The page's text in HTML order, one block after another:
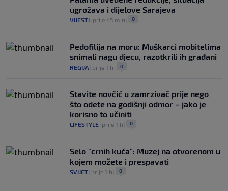
ugrožava i dijelove Sarajeva
VIJESTI prije 45 min 0
Pedofilija na moru: Muškarci mobitelima
snimali nagu djecu, razotkrili ih građani
REGIJA prije 1 h 0
Stavite novčić u zamrzivač prije nego
što odete na godišnji odmor – jako je
korisno to učiniti
LIFESTYLE prije 1 h 0
Selo "crnih kuća": Muzej na otvorenom u
kojem možete i prespavati
SVIJET prije 1 h 0